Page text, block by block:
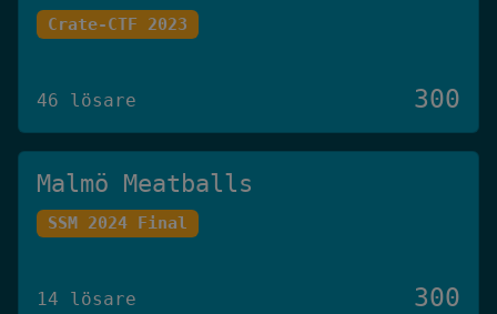
Crate-CTF 2023
46 lösare 300
Malmö Meatballs
SSM 2024 Final
14 lösare 300